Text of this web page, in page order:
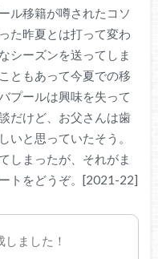
ル移籍が噂されたコソ
た昨夏とは打って変わ
シーズンを送ってしま
ともあって今夏での移
プールは興味を失って
だけど、お父さんは歯
いと思っていたそう。
しまったが、それがま
トをどうぞ。[2021-22]
ました！